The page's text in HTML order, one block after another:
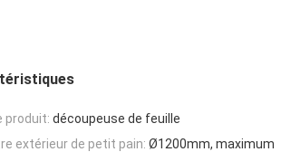
produit: découpeuse de feuille
extérieur de petit pain: Ø1200mm, maximum